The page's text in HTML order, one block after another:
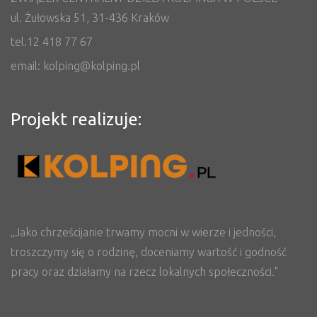
ul. Żułowska 51, 31-436 Kraków
tel.12 418 77 67
email: kolping@kolping.pl
Projekt realizuje:
„Jako chrześcijanie trwamy mocni w wierze i jedności,
troszczymy się o rodzinę, doceniamy wartość i godność
pracy oraz działamy na rzecz lokalnych społeczności."